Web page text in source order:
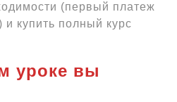
(первый платеж
и купить полный курс
уроке вы